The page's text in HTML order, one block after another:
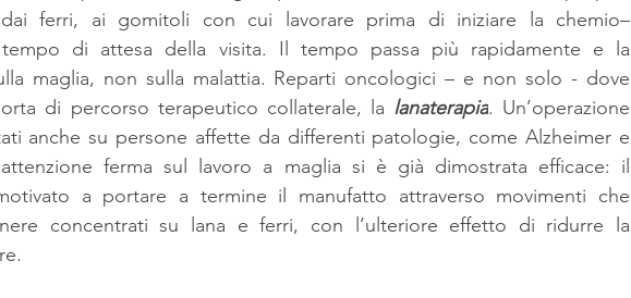
ferri, ai gomitoli con cui lavorare prima di iniziare la chemio–
di attesa della visita. Il tempo passa più rapidamente e la
maglia, non sulla malattia. Reparti oncologici – e non solo - dove
di percorso terapeutico collaterale, la lanaterapia. Un’operazione
anche su persone affette da differenti patologie, come Alzheimer e
ferma sul lavoro a maglia si è già dimostrata efficace: il
a portare a termine il manufatto attraverso movimenti che
concentrati su lana e ferri, con l’ulteriore effetto di ridurre la